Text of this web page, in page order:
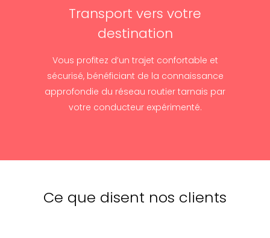
Transport vers votre
destination
Vous profitez d’un trajet confortable et
sécurisé, bénéficiant de la connaissance
approfondie du réseau routier tarnais par
votre conducteur expérimenté.
Ce que disent nos clients